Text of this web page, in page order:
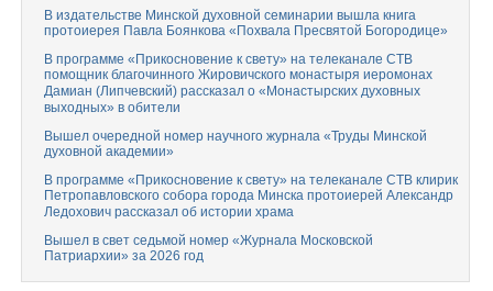
В издательстве Минской духовной семинарии вышла книга
протоиерея Павла Боянкова «Похвала Пресвятой Богородице»
В программе «Прикосновение к свету» на телеканале СТВ
помощник благочинного Жировичского монастыря иеромонах
Дамиан (Липчевский) рассказал о «Монастырских духовных
выходных» в обители
Вышел очередной номер научного журнала «Труды Минской
духовной академии»
В программе «Прикосновение к свету» на телеканале СТВ клирик
Петропавловского собора города Минска протоиерей Александр
Ледохович рассказал об истории храма
Вышел в свет седьмой номер «Журнала Московской
Патриархии» за 2026 год